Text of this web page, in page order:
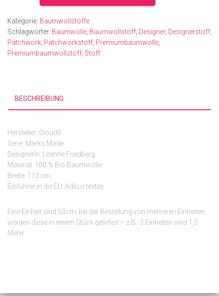
–
Marks
Made
–
Menge
Kategorie: Baumwollstoffe
Schlagwörter: Baumwolle Baumwollstoff Designer, Designerstoff
Patchwork Patchworkstoff Premiumbaumwolle
Premiumbaumwollstoff Stoff
BESCHREIBUNG
Hersteller: Cloud9
Serie: Marks Made
DesignerIn: Leanne Friedberg
Material: 100 % Bio-Baumwolle
Breite: 112 cm
Einführer in die EU: Adlico textile
Eine Einheit sind 50cm, bei der Bestellung von mehreren Einheiten,
werden diese in einem Stück geliefert – z.B.: 3 Einheiten sind 1,5
Meter